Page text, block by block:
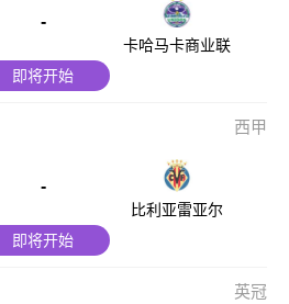
-
卡哈马卡商业联
即将开始
西甲
-
比利亚雷亚尔
即将开始
英冠